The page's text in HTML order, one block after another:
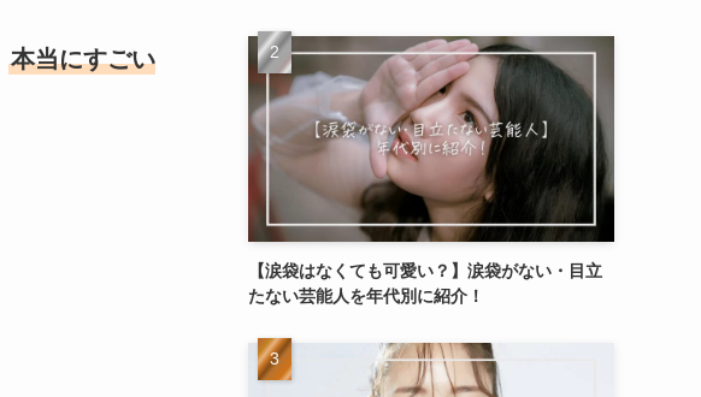
本当にすごい
【涙袋はなくても可愛い？】涙袋がない・目立
たない芸能人を年代別に紹介！